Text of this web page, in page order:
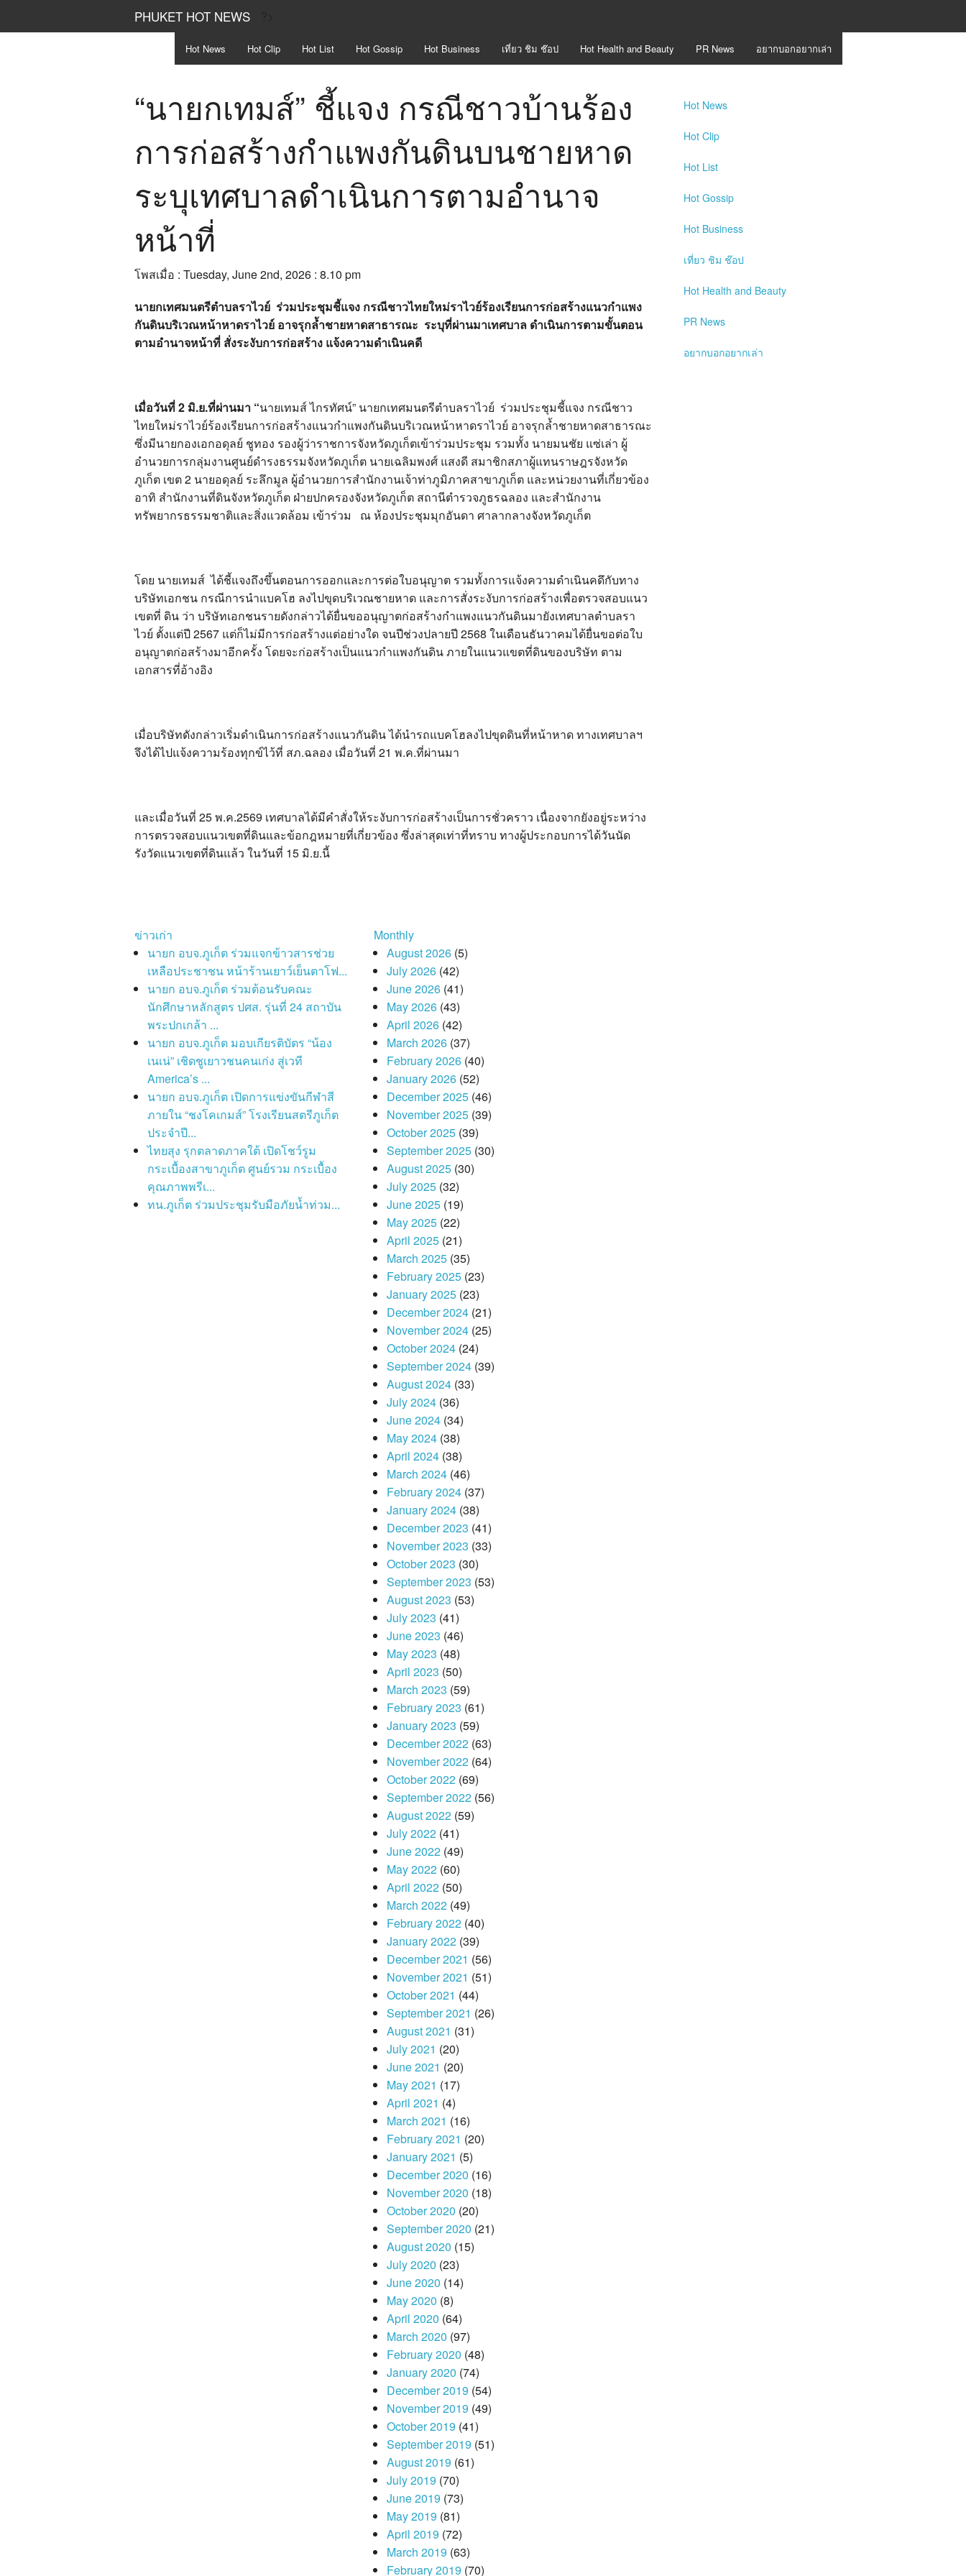
PHUKET HOT NEWS
Hot News Hot Clip Hot List Hot Gossip Hot Business เที่ยว ชิม ช๊อป Hot Health and Beauty PR News อยากบอกอยากเล่า
“นายกเทมส์” ชี้แจง กรณีชาวบ้านร้อง
การก่อสร้างกำแพงกันดินบนชายหาด
ระบุเทศบาลดำเนินการตามอำนาจ
หน้าที่
โพสเมื่อ : Tuesday, June 2nd, 2026 : 8.10 pm
นายกเทศมนตรีตำบลราไวย์ ร่วมประชุมชี้แจง กรณีชาวไทยใหม่ราไวย์ร้องเรียนการก่อสร้างแนวกำแพง
กันดินบริเวณหน้าหาดราไวย์ อาจรุกล้ำชายหาดสาธารณะ ระบุที่ผ่านมาเทศบาล ดำเนินการตามขั้นตอน
ตามอำนาจหน้าที่ สั่งระงับการก่อสร้าง แจ้งความดำเนินคดี
เมื่อวันที่ 2 มิ.ย.ที่ผ่านมา “นายเทมส์ ไกรทัศน์” นายกเทศมนตรีตำบลราไวย์ ร่วมประชุมชี้แจง กรณีชาว
ไทยใหม่ราไวย์ร้องเรียนการก่อสร้างแนวกำแพงกันดินบริเวณหน้าหาดราไวย์ อาจรุกล้ำชายหาดสาธารณะ
ซึ่งมีนายกองเอกอดุลย์ ชูทอง รองผู้ว่าราชการจังหวัดภูเก็ตเข้าร่วมประชุม รวมทั้ง นายมนชัย แซ่เล่า ผู้
อำนวยการกลุ่มงานศูนย์ดำรงธรรมจังหวัดภูเก็ต นายเฉลิมพงศ์ แสงดี สมาชิกสภาผู้แทนราษฎรจังหวัด
ภูเก็ต เขต 2 นายอดุลย์ ระลึกมูล ผู้อำนวยการสำนักงานเจ้าท่าภูมิภาคสาขาภูเก็ต และหน่วยงานที่เกี่ยวข้อง
อาทิ สำนักงานที่ดินจังหวัดภูเก็ต ฝ่ายปกครองจังหวัดภูเก็ต สถานีตำรวจภูธรฉลอง และสำนักงาน
ทรัพยากรธรรมชาติและสิ่งแวดล้อม เข้าร่วม ณ ห้องประชุมมุกอันดา ศาลากลางจังหวัดภูเก็ต
โดย นายเทมส์ ได้ชี้แจงถึงขึ้นตอนการออกและการต่อใบอนุญาต รวมทั้งการแจ้งความดำเนินคดึกับทาง
บริษัทเอกชน กรณีการนำแบคโฮ ลงไปขุดบริเวณชายหาด และการสั่งระงับการก่อสร้างเพื่อตรวจสอบแนว
เขตที่ ดิน ว่า บริษัทเอกชนรายดังกล่าวได้ยื่นขออนุญาตก่อสร้างกำแพงแนวกันดินมายังเทศบาลตำบลรา
ไวย์ ตั้งแต่ปี 2567 แต่ก็ไม่มีการก่อสร้างแต่อย่างใด จนปีช่วงปลายปี 2568 ในเดือนธันวาคมได้ยื่นขอต่อใบ
อนุญาตก่อสร้างมาอีกครั้ง โดยจะก่อสร้างเป็นแนวกำแพงกันดิน ภายในแนวแขตที่ดินของบริษัท ตาม
เอกสารที่อ้างอิง
เมื่อบริษัทดังกล่าวเริ่มดำเนินการก่อสร้างแนวกันดิน ได้นำรถแบคโฮลงไปขุดดินที่หน้าหาด ทางเทศบาลฯ
จึงได้ไปแจ้งความร้องทุกข์ไว้ที่ สภ.ฉลอง เมื่อวันที่ 21 พ.ค.ที่ผ่านมา
และเมื่อวันที่ 25 พ.ค.2569 เทศบาลได้มีคำสั่งให้ระงับการก่อสร้างเป็นการชั่วคราว เนื่องจากยังอยู่ระหว่าง
การตรวจสอบแนวเขตที่ดินและข้อกฎหมายที่เกี่ยวข้อง ซึ่งล่าสุดเท่าที่ทราบ ทางผู้ประกอบการได้วันนัด
รังวัดแนวเขตที่ดินแล้ว ในวันที่ 15 มิ.ย.นี้
Hot News
Hot Clip
Hot List
Hot Gossip
Hot Business
เที่ยว ชิม ช๊อป
Hot Health and Beauty
PR News
อยากบอกอยากเล่า
ข่าวเก่า
นายก อบจ.ภูเก็ต ร่วมแจกข้าวสารช่วย
เหลือประชาชน หน้าร้านเยาว์เย็นตาโฟ...
นายก อบจ.ภูเก็ต ร่วมต้อนรับคณะ
นักศึกษาหลักสูตร ปศส. รุ่นที่ 24 สถาบัน
พระปกเกล้า ...
นายก อบจ.ภูเก็ต มอบเกียรติบัตร “น้อง
เนเน่” เชิดชูเยาวชนคนเก่ง สู่เวที
America’s ...
นายก อบจ.ภูเก็ต เปิดการแข่งขันกีฬาสี
ภายใน “ชงโคเกมส์” โรงเรียนสตรีภูเก็ต
ประจำปี...
ไทยสุง รุกตลาดภาคใต้ เปิดโชว์รูม
กระเบื้องสาขาภูเก็ต ศูนย์รวม กระเบื้อง
คุณภาพพรีเ...
ทน.ภูเก็ต ร่วมประชุมรับมือภัยน้ำท่วม...
Monthly
August 2026(5)
July 2026(42)
June 2026(41)
May 2026(43)
April 2026(42)
March 2026(37)
February 2026(40)
January 2026(52)
December 2025(46)
November 2025(39)
October 2025(39)
September 2025(30)
August 2025(30)
July 2025(32)
June 2025(19)
May 2025(22)
April 2025(21)
March 2025(35)
February 2025(23)
January 2025(23)
December 2024(21)
November 2024(25)
October 2024(24)
September 2024(39)
August 2024(33)
July 2024(36)
June 2024(34)
May 2024(38)
April 2024(38)
March 2024(46)
February 2024(37)
January 2024(38)
December 2023 (41)
November 2023 (33)
October 2023 (30)
September 2023 (53)
August 2023 (53)
July 2023 (41)
June 2023 (46)
May 2023 (48)
April 2023 (50)
March 2023 (59)
February 2023 (61)
January 2023 (59)
December 2022(63)
November 2022(64)
October 2022(69)
September 2022(56)
August 2022(59)
July 2022(41)
June 2022(49)
May 2022(60)
April 2022(50)
March 2022(49)
February 2022(40)
January 2022(39)
December 2021 (56)
November 2021 (51)
October 2021 (44)
September 2021 (26)
August 2021 (31)
July 2021 (20)
June 2021 (20)
May 2021 (17)
April 2021 (4)
March 2021 (16)
February 2021 (20)
January 2021 (5)
December 2020 (16)
November 2020 (18)
October 2020 (20)
September 2020 (21)
August 2020 (15)
July 2020 (23)
June 2020 (14)
May 2020 (8)
April 2020 (64)
March 2020 (97)
February 2020 (48)
January 2020 (74)
December 2019 (54)
November 2019 (49)
October 2019 (41)
September 2019 (51)
August 2019 (61)
July 2019 (70)
June 2019 (73)
May 2019 (81)
April 2019 (72)
March 2019 (63)
February 2019 (70)